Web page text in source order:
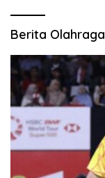
Berita Olahraga